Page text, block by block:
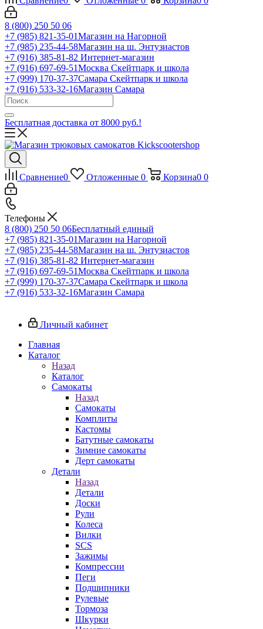
8 (800) 250 50 06
+7 (985) 821-35-01Магазин на Нагорной
+7 (985) 235-44-58Магазин на ш. Энтузиастов
+7 (916) 385-81-82 Интернет-магазин
+7 (916) 697-69-51Москва Скейтпарк и школа
+7 (999) 170-37-37Самара Скейтпарк и школа
+7 (916) 533-32-16Магазин Самара
Бесплатная доставка от 8000 руб.!
Сравнение0 Отложенные 0 Корзина0 0
Телефоны
8 (800) 250 50 06Бесплатный единый
+7 (985) 821-35-01Магазин на Нагорной
+7 (985) 235-44-58Магазин на ш. Энтузиастов
+7 (916) 385-81-82 Интернет-магазин
+7 (916) 697-69-51Москва Скейтпарк и школа
+7 (999) 170-37-37Самара Скейтпарк и школа
+7 (916) 533-32-16Магазин Самара
Личный кабинет
Главная
Каталог
Назад
Каталог
Самокаты
Назад
Самокаты
Комплиты
Кастомы
Батутные самокаты
Зимние самокаты
Дерт самокаты
Детали
Назад
Детали
Доски
Рули
Колеса
Вилки
SCS
Зажимы
Компрессии
Пеги
Подшипники
Рулевые
Тормоза
Шкурки